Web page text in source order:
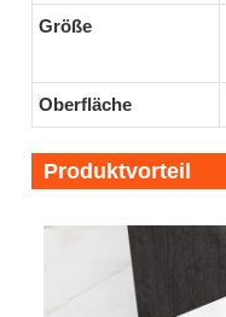
Größe
Oberfläche
Produktvorteil